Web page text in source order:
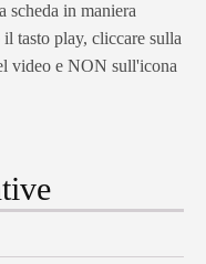
scheda in maniera
tasto play, cliccare sulla
video e NON sull'icona